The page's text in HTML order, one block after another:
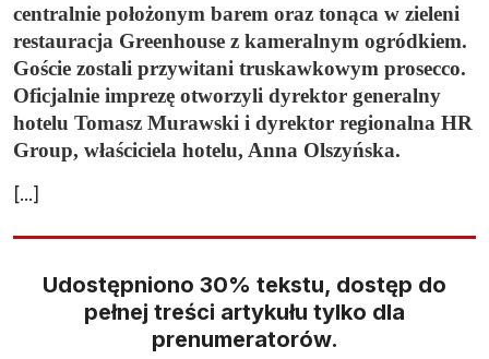
centralnie położonym barem oraz tonąca w zieleni
restauracja Greenhouse z kameralnym ogródkiem.
Goście zostali przywitani truskawkowym prosecco.
Oficjalnie imprezę otworzyli dyrektor generalny
hotelu Tomasz Murawski i dyrektor regionalna HR
Group, właściciela hotelu, Anna Olszyńska.
[...]
Udostępniono 30% tekstu, dostęp do
pełnej treści artykułu tylko dla
prenumeratorów.